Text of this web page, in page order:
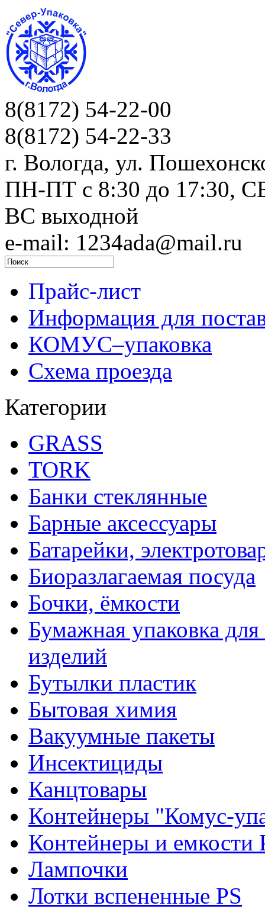
8(8172) 54-22-00
8(8172) 54-22-33
г. Вологда, ул.
ПН-ПТ c 8:30 до 17:30,
ВС выходной
e-mail: 1234ada@mail.ru
Прайс-лист
Информация для
КОМУС–упаковка
Схема проезда
Категории
GRASS
TORK
Банки стеклянные
Барные аксессуары
Батарейки,
Биоразлагаемая посуда
Бочки, ёмкости
Бумажная упаковка
изделий
Бутылки пластик
Бытовая химия
Вакуумные пакеты
Инсектициды
Канцтовары
Контейнеры "Комус-
Контейнеры и емкости
Лампочки
Лотки вспененные PS